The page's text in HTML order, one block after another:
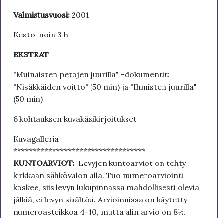
Valmistusvuosi: 2001
Kesto: noin 3 h
EKSTRAT
"Muinaisten petojen juurilla" -dokumentit:
"Nisäkkäiden voitto" (50 min) ja "Ihmisten juurilla"
(50 min)
6 kohtauksen kuvakäsikirjoitukset
Kuvagalleria
**********************************
KUNTOARVIOT: Levyjen kuntoarviot on tehty
kirkkaan sähkövalon alla. Tuo numeroarviointi
koskee, siis levyn lukupinnassa mahdollisesti olevia
jälkiä, ei levyn sisältöä. Arvioinnissa on käytetty
numeroasteikkoa 4-10, mutta alin arvio on 8½.